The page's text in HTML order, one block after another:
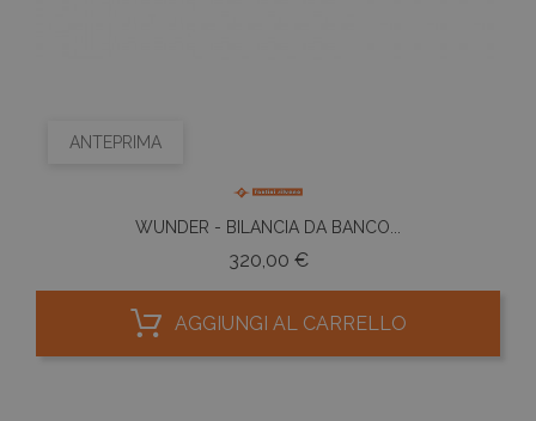
ANTEPRIMA
WUNDER - BILANCIA DA BANCO...
320,00 €Prezzo
AGGIUNGI AL CARRELLO